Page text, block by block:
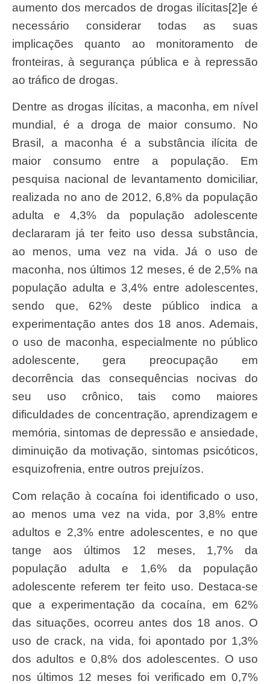
aumento dos mercados de drogas ilícitas[2]e é
necessário considerar todas as suas
implicações quanto ao monitoramento de
fronteiras, à segurança pública e à repressão
ao tráfico de drogas.
Dentre as drogas ilícitas, a maconha, em nível
mundial, é a droga de maior consumo. No
Brasil, a maconha é a substância ilícita de
maior consumo entre a população. Em
pesquisa nacional de levantamento domiciliar,
realizada no ano de 2012, 6,8% da população
adulta e 4,3% da população adolescente
declararam já ter feito uso dessa substância,
ao menos, uma vez na vida. Já o uso de
maconha, nos últimos 12 meses, é de 2,5% na
população adulta e 3,4% entre adolescentes,
sendo que, 62% deste público indica a
experimentação antes dos 18 anos. Ademais,
o uso de maconha, especialmente no público
adolescente, gera preocupação em
decorrência das consequências nocivas do
seu uso crônico, tais como maiores
dificuldades de concentração, aprendizagem e
memória, sintomas de depressão e ansiedade,
diminuição da motivação, sintomas psicóticos,
esquizofrenia, entre outros prejuízos.
Com relação à cocaína foi identificado o uso,
ao menos uma vez na vida, por 3,8% entre
adultos e 2,3% entre adolescentes, e no que
tange aos últimos 12 meses, 1,7% da
população adulta e 1,6% da população
adolescente referem ter feito uso. Destaca-se
que a experimentação da cocaína, em 62%
das situações, ocorreu antes dos 18 anos. O
uso de crack, na vida, foi apontado por 1,3%
dos adultos e 0,8% dos adolescentes. O uso
nos últimos 12 meses foi verificado em 0,7%